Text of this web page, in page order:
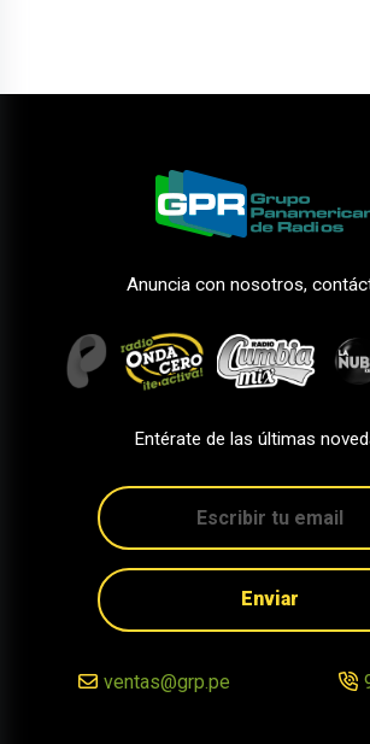
Anuncia con nosotros,
Entérate de las últimas
Enviar
ventas@grp.pe